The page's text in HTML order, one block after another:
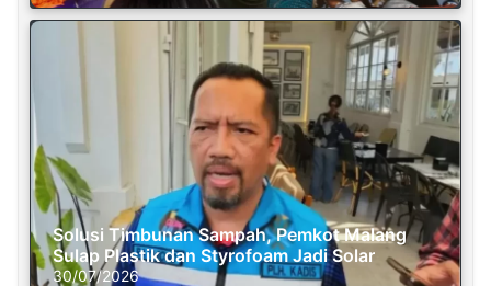
Solusi Timbunan Sampah, Pemkot Malang
Sulap Plastik dan Styrofoam Jadi Solar
30/07/2026